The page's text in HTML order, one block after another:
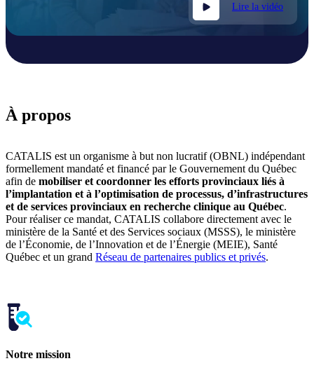
Lire la vidéo
À propos
CATALIS est un organisme à but non lucratif (OBNL) indépendant
formellement mandaté et financé par le Gouvernement du Québec
afin de mobiliser et coordonner les efforts provinciaux liés à
l’implantation et à l’optimisation de processus, d’infrastructures
et de services provinciaux en recherche clinique au Québec.
Pour réaliser ce mandat, CATALIS collabore directement avec le
ministère de la Santé et des Services sociaux (MSSS), le ministère
de l’Économie, de l’Innovation et de l’Énergie (MEIE), Santé
Québec et un grand Réseau de partenaires publics et privés.
Notre mission